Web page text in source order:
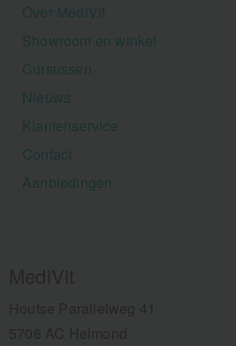
Over MediVit
Showroom en winkel
Cursussen
Nieuws
Klantenservice
Contact
Aanbiedingen